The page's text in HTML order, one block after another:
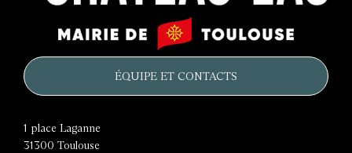
château
d'eau
Mairie
de
ÉQUIPE ET CONTACTS
1 place Laganne
31300 Toulouse